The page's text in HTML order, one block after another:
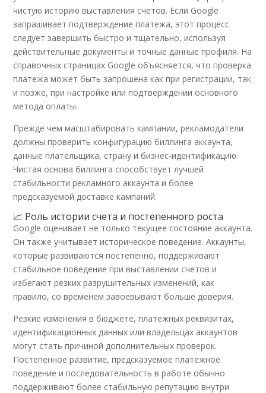
чистую историю выставления счетов. Если Google
запрашивает подтверждение платежа, этот процесс
следует завершить быстро и тщательно, используя
действительные документы и точные данные профиля. На
справочных страницах Google объясняется, что проверка
платежа может быть запрошена как при регистрации, так
и позже, при настройке или подтверждении основного
метода оплаты.
Прежде чем масштабировать кампании, рекламодатели
должны проверить конфигурацию биллинга аккаунта,
данные плательщика, страну и бизнес-идентификацию.
Чистая основа биллинга способствует лучшей
стабильности рекламного аккаунта и более
предсказуемой доставке кампаний.
📈 Роль истории счета и постепенного роста
Google оценивает не только текущее состояние аккаунта.
Он также учитывает историческое поведение. Аккаунты,
которые развиваются постепенно, поддерживают
стабильное поведение при выставлении счетов и
избегают резких разрушительных изменений, как
правило, со временем завоевывают больше доверия.
Резкие изменения в бюджете, платежных реквизитах,
идентификационных данных или владельцах аккаунтов
могут стать причиной дополнительных проверок.
Постепенное развитие, предсказуемое платежное
поведение и последовательность в работе обычно
поддерживают более стабильную репутацию внутри